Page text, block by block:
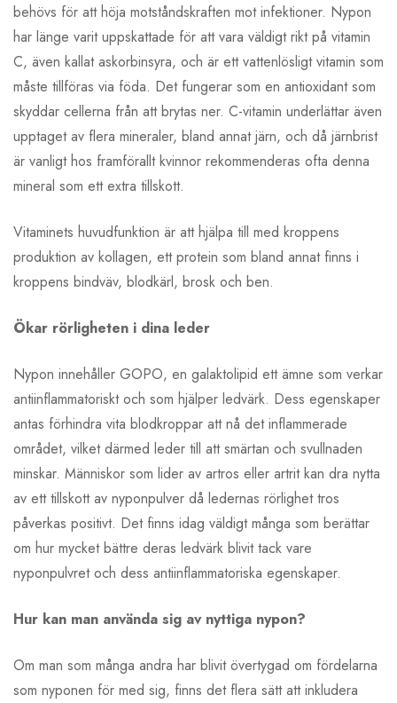
behövs för att höja motståndskraften mot infektioner. Nypon
har länge varit uppskattade för att vara väldigt rikt på vitamin
C, även kallat askorbinsyra, och är ett vattenlösligt vitamin som
måste tillföras via föda. Det fungerar som en antioxidant som
skyddar cellerna från att brytas ner. C-vitamin underlättar även
upptaget av flera mineraler, bland annat järn, och då järnbrist
är vanligt hos framförallt kvinnor rekommenderas ofta denna
mineral som ett extra tillskott.
Vitaminets huvudfunktion är att hjälpa till med kroppens
produktion av kollagen, ett protein som bland annat finns i
kroppens bindväv, blodkärl, brosk och ben.
Ökar rörligheten i dina leder
Nypon innehåller GOPO, en galaktolipid ett ämne som verkar
antiinflammatoriskt och som hjälper ledvärk. Dess egenskaper
antas förhindra vita blodkroppar att nå det inflammerade
området, vilket därmed leder till att smärtan och svullnaden
minskar. Människor som lider av artros eller artrit kan dra nytta
av ett tillskott av nyponpulver då ledernas rörlighet tros
påverkas positivt. Det finns idag väldigt många som berättar
om hur mycket bättre deras ledvärk blivit tack vare
nyponpulvret och dess antiinflammatoriska egenskaper.
Hur kan man använda sig av nyttiga nypon?
Om man som många andra har blivit övertygad om fördelarna
som nyponen för med sig, finns det flera sätt att inkludera